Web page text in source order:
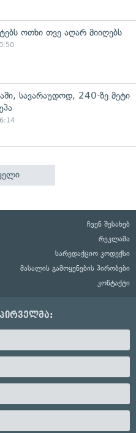
ოთხი თვე აღარ მიიღებს
სავარაუდოდ, 240-ზე მეტი
ჩვენ შესახებ
რეკლამა
სარედაქციო კოდექსი
მასალის გამოყენების პირობები
კონტაქტი